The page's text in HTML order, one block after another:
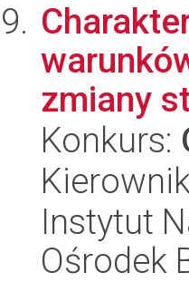
zmiany
Konkurs:
Instytut
Ośrodek